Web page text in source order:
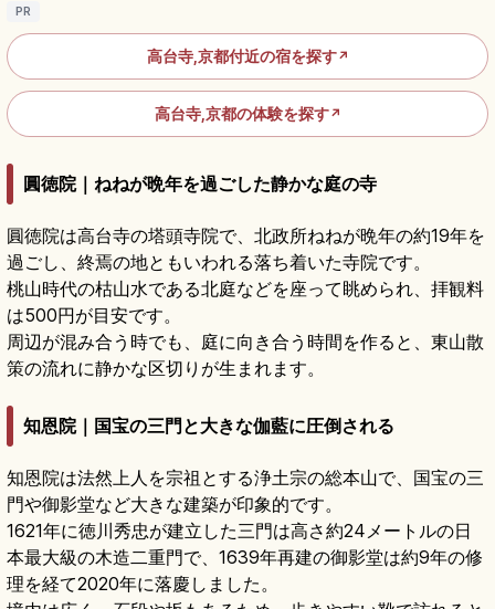
PR
高台寺,京都付近の宿を探す↗
高台寺,京都の体験を探す↗
圓徳院｜ねねが晩年を過ごした静かな庭の寺
圓徳院は高台寺の塔頭寺院で、北政所ねねが晩年の約19年を
過ごし、終焉の地ともいわれる落ち着いた寺院です。
桃山時代の枯山水である北庭などを座って眺められ、拝観料
は500円が目安です。
周辺が混み合う時でも、庭に向き合う時間を作ると、東山散
策の流れに静かな区切りが生まれます。
知恩院｜国宝の三門と大きな伽藍に圧倒される
知恩院は法然上人を宗祖とする浄土宗の総本山で、国宝の三
門や御影堂など大きな建築が印象的です。
1621年に徳川秀忠が建立した三門は高さ約24メートルの日
本最大級の木造二重門で、1639年再建の御影堂は約9年の修
理を経て2020年に落慶しました。